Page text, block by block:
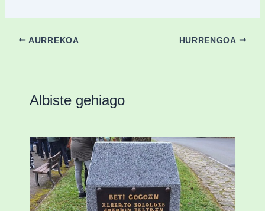
AURREKOA HURRENGOA
Albiste gehiago